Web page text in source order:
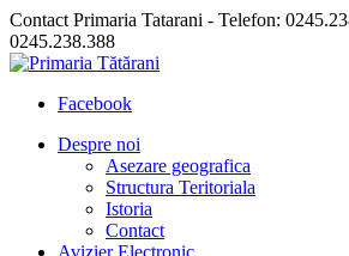
Contact Primaria Tatarani - Telefon:
0245.238.388
Facebook
Despre noi
Asezare geografica
Structura Teritoriala
Istoria
Contact
Avizier Electronic